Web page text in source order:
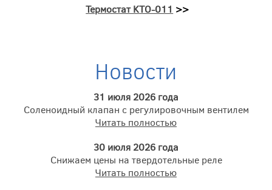
Термостат KTO-011 >>
Новости
31 июля 2026 года
Соленоидный клапан с регулировочным вентилем
Читать полностью
30 июля 2026 года
Снижаем цены на твердотельные реле
Читать полностью